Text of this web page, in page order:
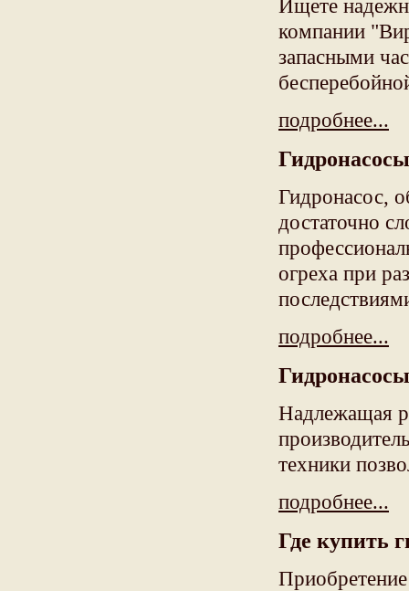
Ищете
компании
запасными
подробнее...
Гидронасос,
достаточно
огреха при
подробнее...
Надлежащая
техники
подробнее...
Где купить